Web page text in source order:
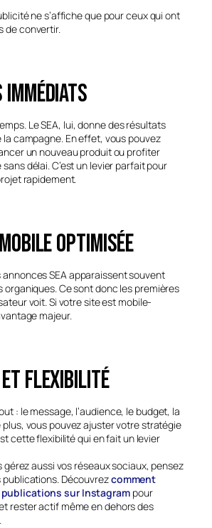
ne s’affiche que pour ceux qui ont
de convertir.
Le SEA, lui, donne des résultats
la campagne. En effet, vous pouvez
un nouveau produit ou profiter
sans délai. C’est un levier parfait pour
rapidement.
optimisée
SEA apparaissent souvent
organiques. Ce sont donc les premières
voit. Si votre site est mobile-
majeur.
flexibilité
: le message, l’audience, le budget, la
plus, vous pouvez ajuster votre stratégie
cette flexibilité qui en fait un levier
gérez aussi vos réseaux sociaux, pensez
Découvrezcomment
publications sur Instagrampour
rester actif même en dehors des